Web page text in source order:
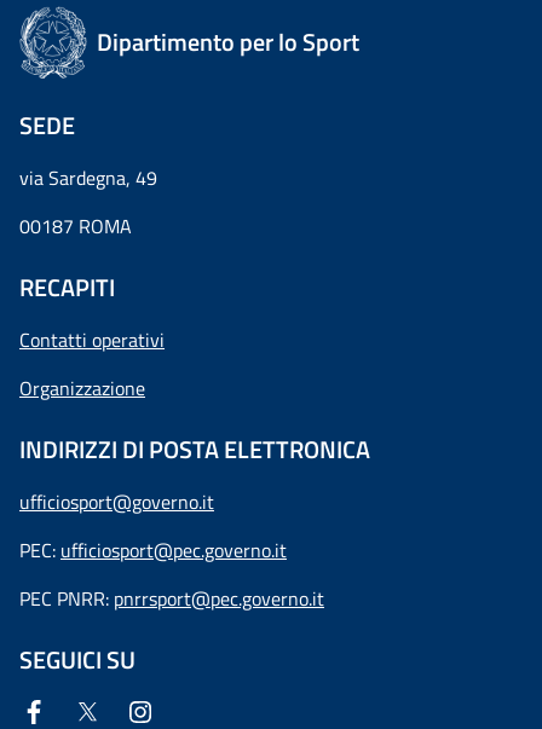
Dipartimento per lo Sport
SEDE
via Sardegna, 49
00187 ROMA
RECAPITI
Contatti operativi
Organizzazione
INDIRIZZI DI POSTA ELETTRONICA
ufficiosport@governo.it
PEC: ufficiosport@pec.governo.it
PEC PNRR: pnrrsport@pec.governo.it
SEGUICI SU